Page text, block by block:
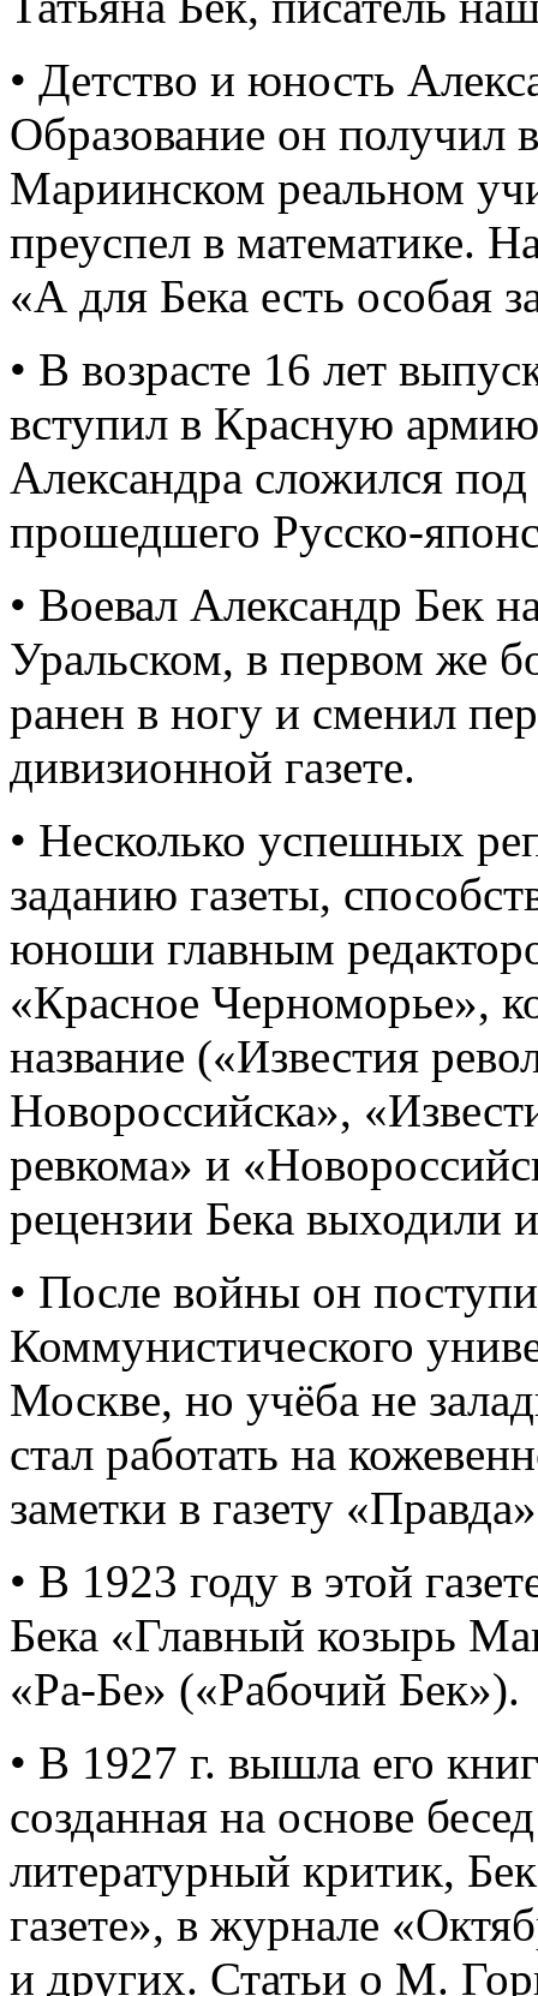
• Детство и юность
Образование он получил
Мариинском реальном
преуспел в математике.
«А для Бека есть особая
• В возрасте 16 лет
вступил в Красную
Александра сложился
прошедшего Русско-
• Воевал Александр Бек
Уральском, в первом же
ранен в ногу и сменил
дивизионной газете.
• Несколько успешных
заданию газеты,
юноши главным
«Красное Черноморье»,
название («Известия
Новороссийска»,
ревкома» и
рецензии Бека выходили
• После войны он
Коммунистического
Москве, но учёба не
стал работать на
заметки в газету
• В 1923 году в этой
Бека «Главный козырь
«Ра-Бе» («Рабочий Бек»).
• В 1927 г. вышла его
созданная на основе
литературный критик,
газете», в журнале
и других. Статьи о М.